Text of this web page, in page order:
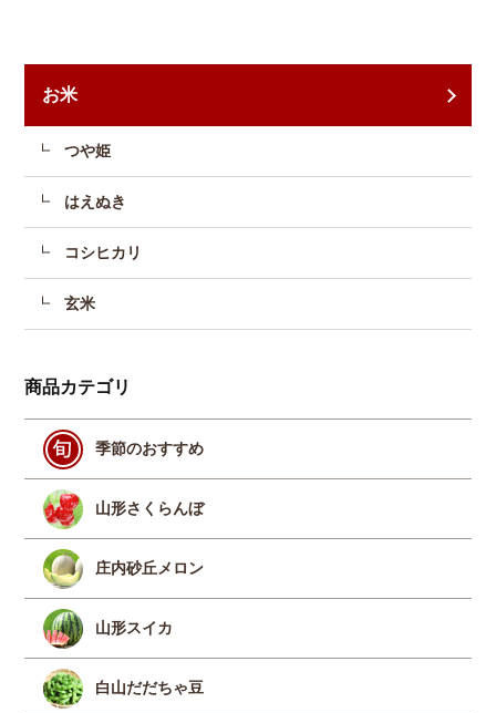
お米
つや姫
はえぬき
コシヒカリ
玄米
商品カテゴリ
季節のおすすめ
山形さくらんぼ
庄内砂丘メロン
山形スイカ
白山だだちゃ豆